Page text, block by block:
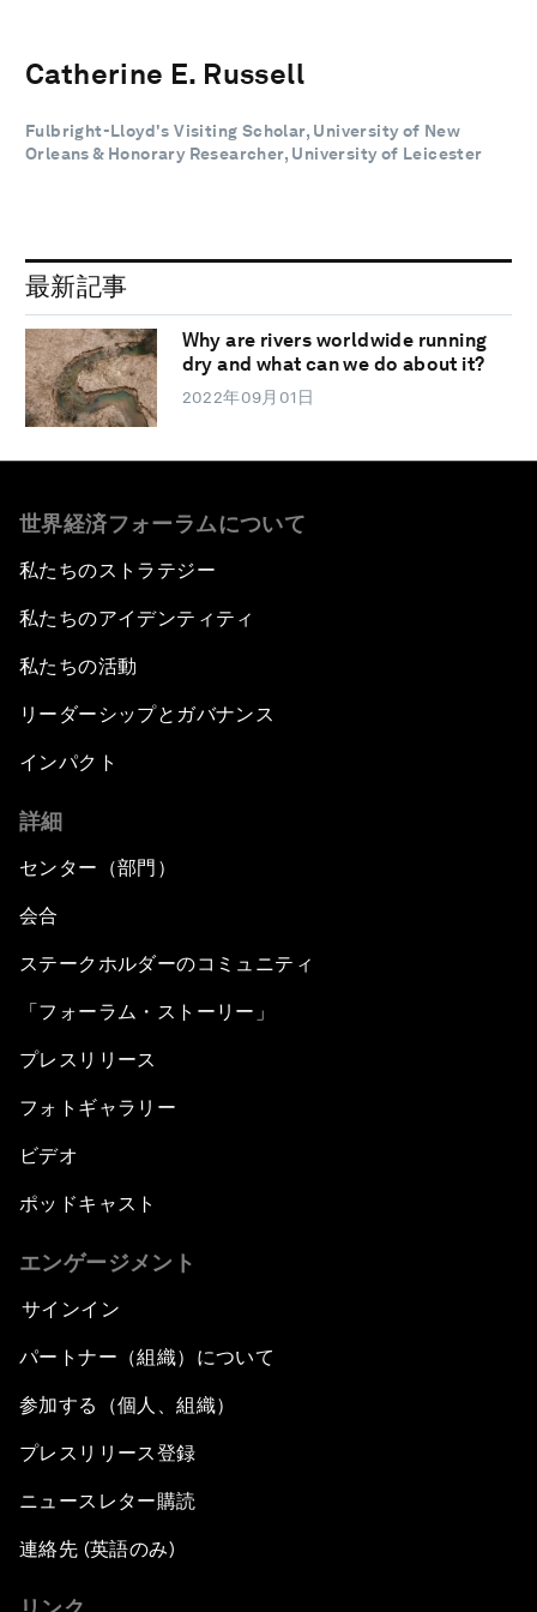
Catherine E. Russell
Fulbright-Lloyd's Visiting Scholar, University of New
Orleans & Honorary Researcher, University of Leicester
最新記事
Why are rivers worldwide running
dry and what can we do about it?
2022年09月01日
世界経済フォーラムについて
私たちのストラテジー
私たちのアイデンティティ
私たちの活動
リーダーシップとガバナンス
インパクト
詳細
センター（部門）
会合
ステークホルダーのコミュニティ
「フォーラム・ストーリー」
プレスリリース
フォトギャラリー
ビデオ
ポッドキャスト
エンゲージメント
サインイン
パートナー（組織）について
参加する（個人、組織）
プレスリリース登録
ニュースレター購読
連絡先 (英語のみ)